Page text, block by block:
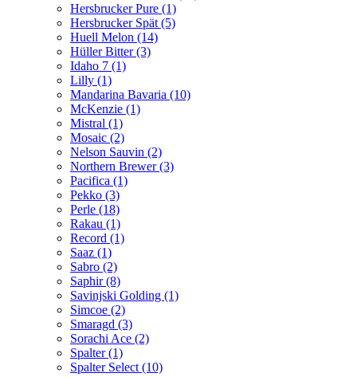
Hersbrucker Pure (1)
Hersbrucker Spät (5)
Huell Melon (14)
Hüller Bitter (3)
Idaho 7 (1)
Lilly (1)
Mandarina Bavaria (10)
McKenzie (1)
Mistral (1)
Mosaic (2)
Nelson Sauvin (2)
Northern Brewer (3)
Pacifica (1)
Pekko (3)
Perle (18)
Rakau (1)
Record (1)
Saaz (1)
Sabro (2)
Saphir (8)
Savinjski Golding (1)
Simcoe (2)
Smaragd (3)
Sorachi Ace (2)
Spalter (1)
Spalter Select (10)